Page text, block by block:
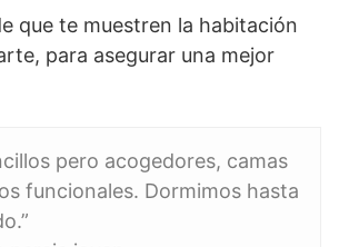
que te muestren la habitación
para asegurar una mejor
pero acogedores, camas
funcionales. Dormimos hasta